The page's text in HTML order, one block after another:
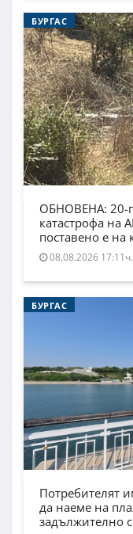
БУРГАС
ОБНОВЕНА: 20-
катастрофа на
поставено е
08.08.2026 17:11ч.
БУРГАС
Потребителят
да наеме на
задължително